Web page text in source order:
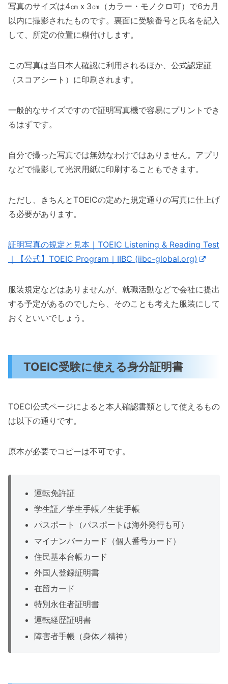
写真のサイズは4㎝ｘ3㎝（カラー・モノクロ可）で6カ月
以内に撮影されたものです。裏面に受験番号と氏名を記入
して、所定の位置に糊付けします。
この写真は当日本人確認に利用されるほか、公式認定証
（スコアシート）に印刷されます。
一般的なサイズですので証明写真機で容易にプリントでき
るはずです。
自分で撮った写真では無効なわけではありません。アプリ
などで撮影して光沢用紙に印刷することもできます。
ただし、きちんとTOEICの定めた規定通りの写真に仕上げ
る必要があります。
証明写真の規定と見本｜TOEIC Listening & Reading Test
｜【公式】TOEIC Program｜IIBC (iibc-global.org)
服装規定などはありませんが、就職活動などで会社に提出
する予定があるのでしたら、そのことも考えた服装にして
おくといいでしょう。
TOEIC受験に使える身分証明書
TOECI公式ページによると本人確認書類として使えるもの
は以下の通りです。
原本が必要でコピーは不可です。
運転免許証
学生証／学生手帳／生徒手帳
パスポート（パスポートは海外発行も可）
マイナンバーカード（個人番号カード）
住民基本台帳カード
外国人登録証明書
在留カード
特別永住者証明書
運転経歴証明書
障害者手帳（身体／精神）